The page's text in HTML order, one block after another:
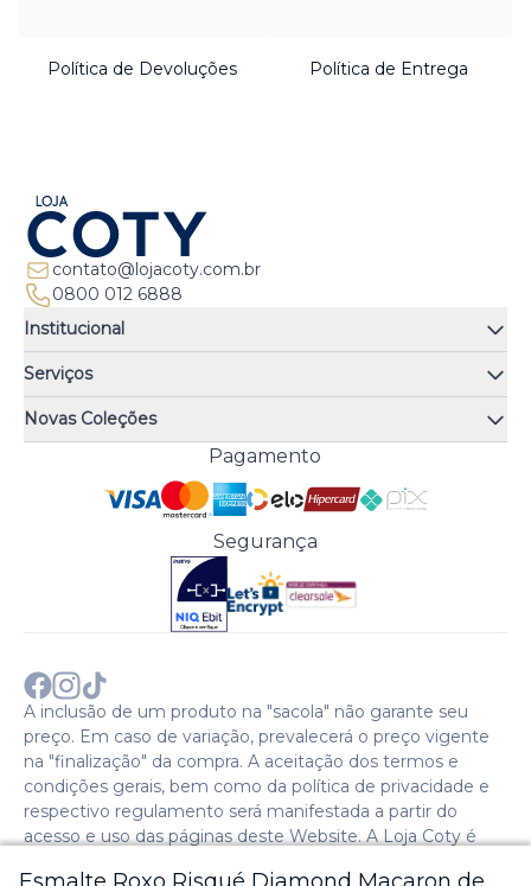
Política de Devoluções Política de Entrega
contato@lojacoty.com.br
0800 012 6888
Institucional
Quem somos
Quiz de fragrâncias
Trocas e Devoluções
Troque Fácil
Perguntas Frequentes
Política de Pagamento
Política de Entrega
Política de Privacidade
Comprar com CNPJ?
Sobre a COTY no mundo
Serviços
Atendimento
Meus Pedidos
Trabalhe Conosco
Preferências de Cookies
Novas Coleções
Cenoura & Bronze
Pagamento
Segurança
A inclusão de um produto na "sacola" não garante seu
preço. Em caso de variação, prevalecerá o preço vigente
na "finalização" da compra. A aceitação dos termos e
condições gerais, bem como da política de privacidade e
respectivo regulamento será manifestada a partir do
acesso e uso das páginas deste Website. A Loja Coty é